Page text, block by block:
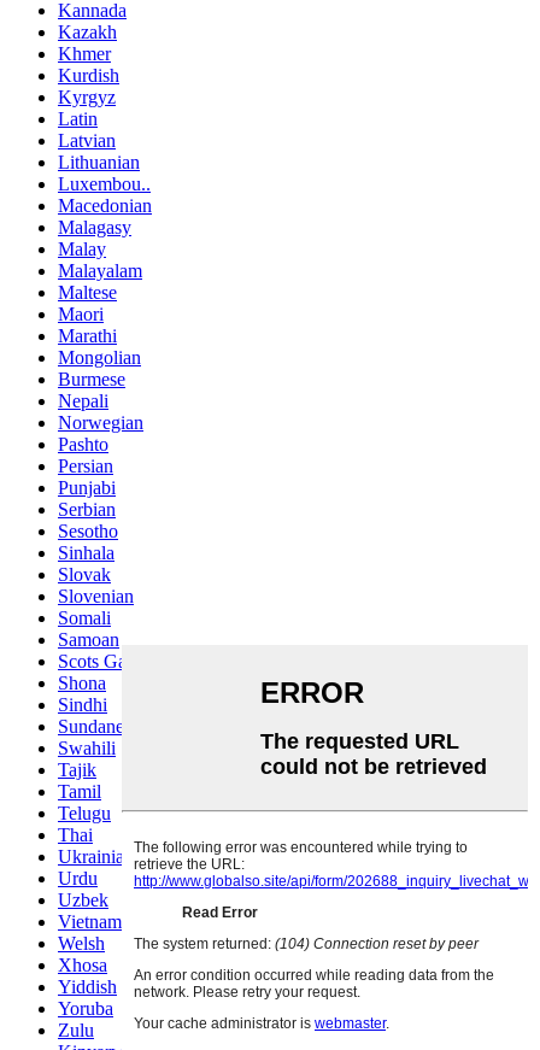
Kannada
Kazakh
Khmer
Kurdish
Kyrgyz
Latin
Latvian
Lithuanian
Luxembou..
Macedonian
Malagasy
Malay
Malayalam
Maltese
Maori
Marathi
Mongolian
Burmese
Nepali
Norwegian
Pashto
Persian
Punjabi
Serbian
Sesotho
Sinhala
Slovak
Slovenian
Somali
Samoan
Scots Gaelic
Shona
Sindhi
Sundanese
Swahili
Tajik
Tamil
Telugu
Thai
Ukrainian
Urdu
Uzbek
Vietnamese
Welsh
Xhosa
Yiddish
Yoruba
Zulu